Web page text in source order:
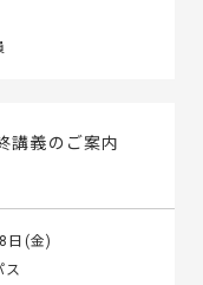
講義のご案内
日(金)
ス